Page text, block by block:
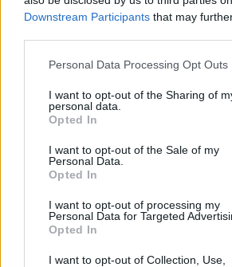
Downstream Participants that may
Please note that this website/app uses
not limited to your visit or usage
grant or deny consent to Google and its
use your data for below specified
consent section.
Personal Data Processing Opt Outs
I want to opt-out of the Sharing of
personal data.
Opted In
I want to opt-out of the Sale of my
Personal Data.
Opted In
I want to opt-out of processing my
Personal Data for Targeted
Opted In
I want to opt-out of Collection, Use,
investigazioni scientifiche. Gli
le macchie di sangue presenti sul
rinvenuto a bordo del veicolo.
potrebbero fornire informazioni
dinamica dell’omicidio che sullo
delle indagini.
Conclusioni
momento cruciale nella ricerca
tragica morte di Giulia Cecchettin.